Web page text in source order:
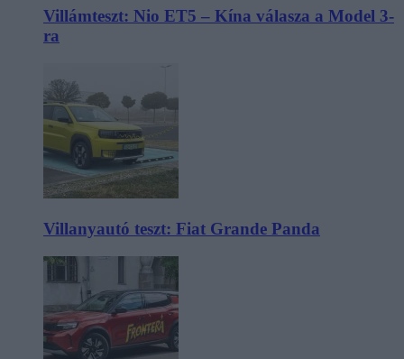
Villámteszt: Nio ET5 – Kína válasza a Model 3-
ra
Villanyautó teszt: Fiat Grande Panda